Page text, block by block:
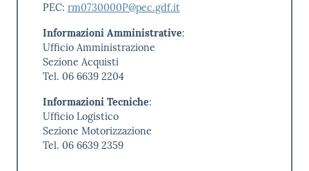
PEC: rm0730000P@pec.gdf.it
Informazioni Amministrative:
Ufficio Amministrazione
Sezione Acquisti
Tel. 06 6639 2204
Informazioni Tecniche:
Ufficio Logistico
Sezione Motorizzazione
Tel. 06 6639 2359